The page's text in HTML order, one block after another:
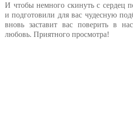
И чтобы немного скинуть с сердец
и подготовили для вас чудесную
вновь заставит вас поверить в
любовь. Приятного просмотра!